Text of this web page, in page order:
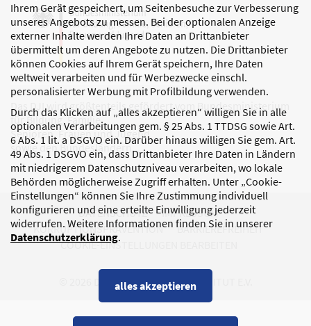
Ihrem Gerät gespeichert, um Seitenbesuche zur Verbesserung
unseres Angebots zu messen. Bei der optionalen Anzeige
externer Inhalte werden Ihre Daten an Drittanbieter
übermittelt um deren Angebote zu nutzen. Die Drittanbieter
können Cookies auf Ihrem Gerät speichern, Ihre Daten
weltweit verarbeiten und für Werbezwecke einschl.
personalisierter Werbung mit Profilbildung verwenden.
Durch das Klicken auf „alles akzeptieren“ willigen Sie in alle
optionalen Verarbeitungen gem. § 25 Abs. 1 TTDSG sowie Art.
6 Abs. 1 lit. a DSGVO ein. Darüber hinaus willigen Sie gem. Art.
49 Abs. 1 DSGVO ein, dass Drittanbieter Ihre Daten in Ländern
mit niedrigerem Datenschutzniveau verarbeiten, wo lokale
Behörden möglicherweise Zugriff erhalten. Unter „Cookie-
Einstellungen“ können Sie Ihre Zustimmung individuell
konfigurieren und eine erteilte Einwilligung jederzeit
widerrufen. Weitere Informationen finden Sie in unserer
Datenschutzerklärung.
alles akzeptieren
Das DJI wird größtenteils gefördert vom Bundesministerium
für Bildung, Familie,
Senioren, Frauen und Jugend
sowie den Bundesländern.
DATENSCHUTZ
IMPRESSUM
KORRUPTIONSPRÄVENTION
BARRIEREFREIHEIT
COOKIE-EINSTELLUNGEN BEARBEITEN
© 2026 DEUTSCHES JUGENDINSTITUT E.V.